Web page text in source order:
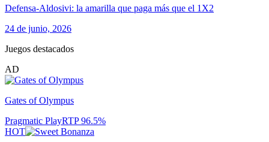
Defensa-Aldosivi: la amarilla que paga más que el 1X2
24 de junio, 2026
Juegos destacados
AD
Gates of Olympus
Pragmatic PlayRTP96.5%
HOT